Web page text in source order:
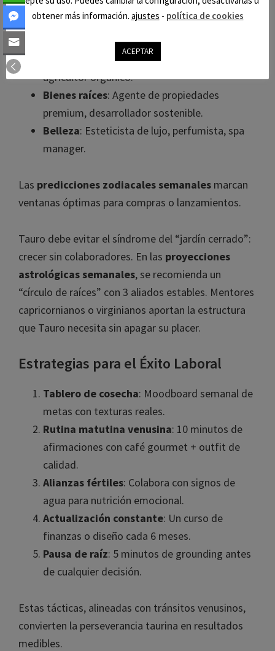
patrimonio, tasador de arte.
Diseño: Interiorismo de lujo, moda sostenible,
joyería artesanal.
: Chef ejecutivo, sommelier,
agricultor orgánico.
Bienes raíces: Agente de propiedades
premium, desarrollador sostenible.
Belleza: Esteticista de lujo, perfumista, spa
manager.
Las predicciones zodiacales semanales marcan
ventanas óptimas para compras o lanzamientos.
Tauro debe evitar el síndrome del “jardín cerrado”:
crecer sin colaboradores. En las proyecciones
astrológicas semanales, se recomienda un
“círculo de raíces” con 3 aliados estables. Mentores
capricornianos o virginianos aportan la estructura
que Tauro necesita sin apagar su placer.
Estrategias para el Éxito Laboral
Tablero de cosecha: Moodboard semanal de
metas con texturas reales.
Rutina matutina venusina: 10 minutos de
afirmaciones con café gourmet + outfit de
calidad.
Alianzas fértiles: Colabora con signos de
agua para nutrición emocional.
Actualización constante: Un curso de
finanzas o diseño cada 6 meses.
Pausa de raíz: 5 minutos de grounding antes
de cualquier decisión.
Estas tácticas, alineadas con tránsitos venusinos,
convierten la perseverancia taurina en resultados
medibles.
obtener más información. ajustes - política de cookies
ACEPTAR